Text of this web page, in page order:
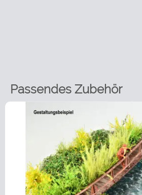
Passendes Zubehör